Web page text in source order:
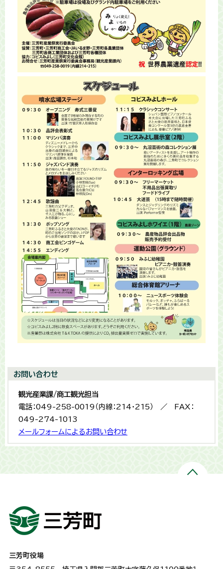
お問い合わせ
観光産業課/商工観光担当
電話：049-258-0019（内線：214・215） ／ FAX：
049-274-1013
メールフォームによるお問い合わせ
三芳町役場